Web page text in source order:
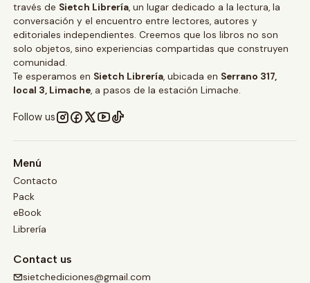
través de Sietch Librería, un lugar dedicado a la lectura, la
conversación y el encuentro entre lectores, autores y
editoriales independientes. Creemos que los libros no son
solo objetos, sino experiencias compartidas que construyen
comunidad.
Te esperamos en Sietch Librería, ubicada en Serrano 317,
local 3, Limache, a pasos de la estación Limache.
Follow us
Menú
Contacto
Pack
eBook
Librería
Contact us
sietchediciones@gmail.com